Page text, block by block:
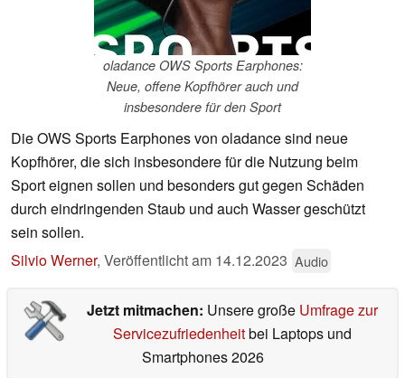
oladance OWS Sports Earphones:
Neue, offene Kopfhörer auch und
insbesondere für den Sport
Die OWS Sports Earphones von oladance sind neue
Kopfhörer, die sich insbesondere für die Nutzung beim
Sport eignen sollen und besonders gut gegen Schäden
durch eindringenden Staub und auch Wasser geschützt
sein sollen.
Silvio Werner, Veröffentlicht am 14.12.2023 Audio
Jetzt mitmachen: Unsere große Umfrage zur
Servicezufriedenheitbei Laptops und
Smartphones 2026